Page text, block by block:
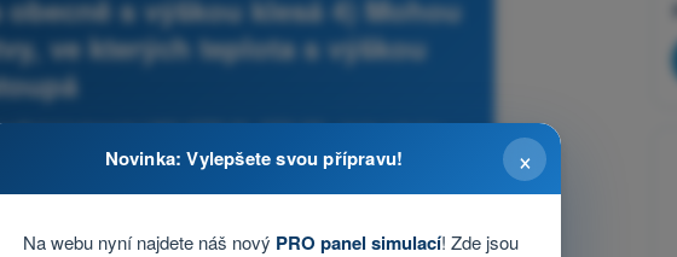
s výškou klesá 4) Mohou
ve kterých teplota s výškou
kategorie UAS (STS-01, STS-02) - testy a kvízy
×
Novinka: Vylepšete svou přípravu!
Na webu nyní najdete náš nový PRO panel simulací! Zde jsou